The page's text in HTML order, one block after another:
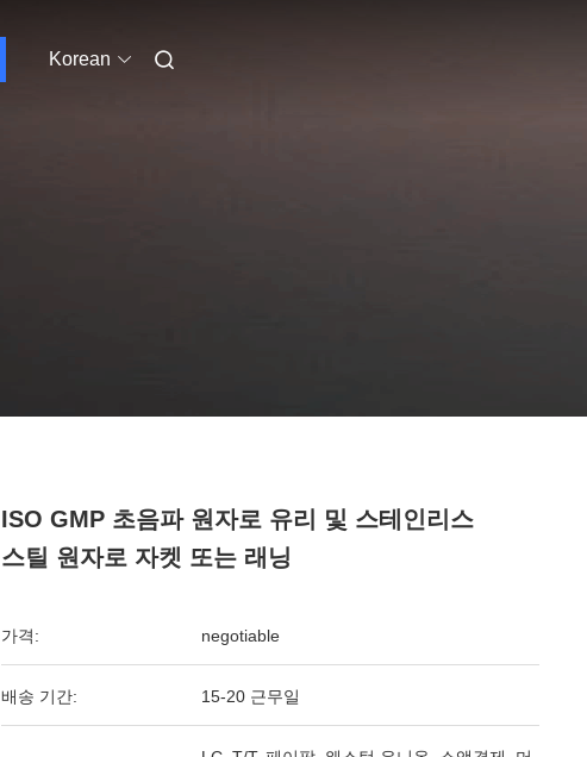
Korean
ISO GMP 초음파 원자로 유리 및 스테인리스
스틸 원자로 자켓 또는 래닝
가격: negotiable
배송 기간: 15-20 근무일